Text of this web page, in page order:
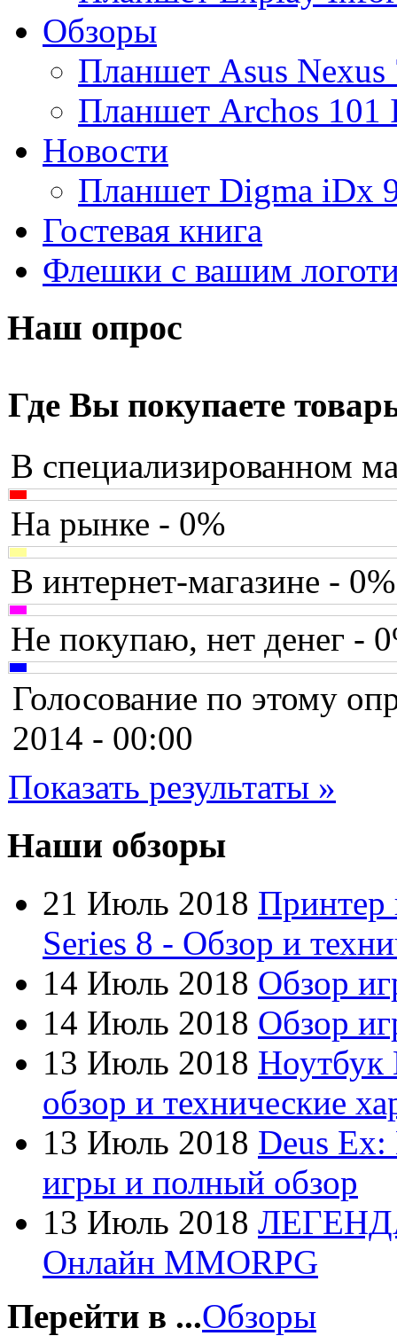
Amazon
Amber
Ampe
Apache
Apple(4)
Apriori
Archos
Armaggeddon
Assistant
Asus(9)
Barnes&noble
Brain
Brava
Canyon(1)
Cbr(1)
Chicony(1)
Codegen(2)
Cooler master(2)
Cube
Cyborg(8)
Datex(1)
(4)
Dell(6)
Dex
Everest
Firtech(2)
Flyper(1)
Foxconn
Fujitsu
G-cube(2)
Gelezka
Gembird(19)
Gemix(1)
Обзоры
Планшет Asus Nexus
Планшет Archos 101
Новости
Планшет Digma iDx
Гостевая книга
Флешки с вашим
Наш опрос
Где Вы покупаете
В специализированном
На рынке - 0%
В интернет-магазине - 0%
Не покупаю, нет денег -
Голосование по этому
2014 - 00:00
Показать результаты »
Наши обзоры
21 Июль 2018 Принтер
Series 8 - Обзор и
14 Июль 2018 Обзор
14 Июль 2018 Обзор
13 Июль 2018 Ноутбук
обзор и технические
13 Июль 2018 Deus
игры и полный обзор
13 Июль 2018
Онлайн MMORPG
Перейти в ...Обзоры